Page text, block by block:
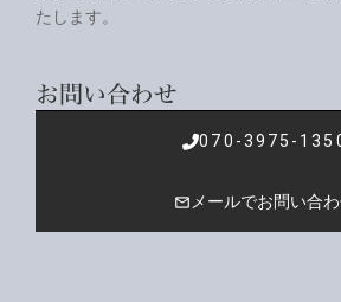
たします。
お問い合わせ
070-3975-
mail_outline メールでお問い合